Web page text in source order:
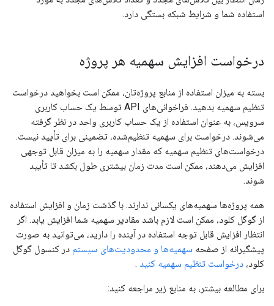
استفاده شما و شرایط شبکه بستگی دارد.
درخواست افزایش سهمیه هر پروژه
بسته به میزان استفاده از منابع پروژه‌تان، ممکن است بخواهید درخواست
تنظیم سهمیه بدهید. فراخوانی‌های API توسط یک حساب کاربری
سرویس، به عنوان استفاده از یک حساب کاربری واحد در نظر گرفته
می‌شوند. درخواست برای سهمیه تنظیم‌شده، تضمینی برای تأیید نیست.
درخواست‌های تنظیم سهمیه که مقدار سهمیه را به میزان قابل توجهی
افزایش می‌دهند، ممکن است مدت زمان بیشتری طول بکشد تا تأیید
شوند.
همه پروژه‌ها سهمیه‌های یکسانی ندارند. با گذشت زمان و افزایش استفاده
از گوگل کلود، ممکن است لازم باشد مقادیر سهمیه شما افزایش یابد. اگر
انتظار افزایش قابل توجه استفاده در آینده را دارید، می‌توانید به صورت
پیشگیرانه از صفحه سهمیه‌ها و محدودیت‌های سیستم در کنسول گوگل
کلود، درخواست تنظیم سهمیه کنید .
برای مطالعه بیشتر، به منابع زیر مراجعه کنید: